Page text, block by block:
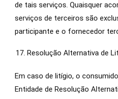
de tais serviços. Quaisquer
serviços de terceiros são
participante e o fornecedor
Resolução Alternativa de
Em caso de litígio, o
Entidade de Resolução